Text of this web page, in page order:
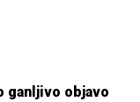
ganljivo objavo